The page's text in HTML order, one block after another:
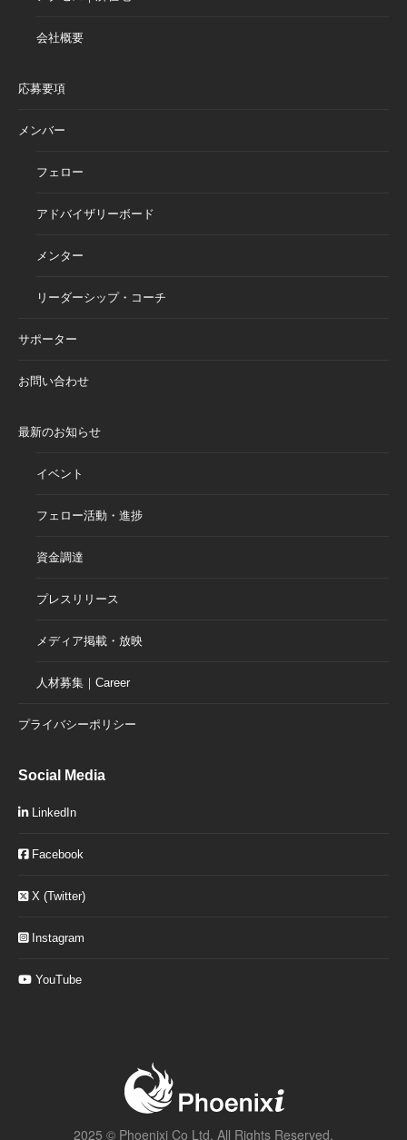
会社概要
応募要項
メンバー
フェロー
アドバイザリーボード
メンター
リーダーシップ・コーチ
サポーター
お問い合わせ
最新のお知らせ
イベント
フェロー活動・進捗
資金調達
プレスリリース
メディア掲載・放映
人材募集｜Career
プライバシーポリシー
Social Media
LinkedIn
Facebook
X (Twitter)
Instagram
YouTube
2025 © Phoenixi Co Ltd. All Rights Reserved.